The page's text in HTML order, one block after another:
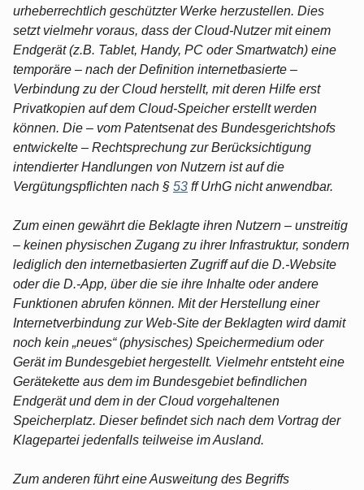
urheberrechtlich geschützter Werke herzustellen. Dies
setzt vielmehr voraus, dass der Cloud-Nutzer mit einem
Endgerät (z.B. Tablet, Handy, PC oder Smartwatch) eine
temporäre – nach der Definition internetbasierte –
Verbindung zu der Cloud herstellt, mit deren Hilfe erst
Privatkopien auf dem Cloud-Speicher erstellt werden
können. Die – vom Patentsenat des Bundesgerichtshofs
entwickelte – Rechtsprechung zur Berücksichtigung
intendierter Handlungen von Nutzern ist auf die
Vergütungspflichten nach § 53 ff UrhG nicht anwendbar.
Zum einen gewährt die Beklagte ihren Nutzern – unstreitig
– keinen physischen Zugang zu ihrer Infrastruktur, sondern
lediglich den internetbasierten Zugriff auf die D.-Website
oder die D.-App, über die sie ihre Inhalte oder andere
Funktionen abrufen können. Mit der Herstellung einer
Internetverbindung zur Web-Site der Beklagten wird damit
noch kein „neues“ (physisches) Speichermedium oder
Gerät im Bundesgebiet hergestellt. Vielmehr entsteht eine
Gerätekette aus dem im Bundesgebiet befindlichen
Endgerät und dem in der Cloud vorgehaltenen
Speicherplatz. Dieser befindet sich nach dem Vortrag der
Klagepartei jedenfalls teilweise im Ausland.
Zum anderen führt eine Ausweitung des Begriffs